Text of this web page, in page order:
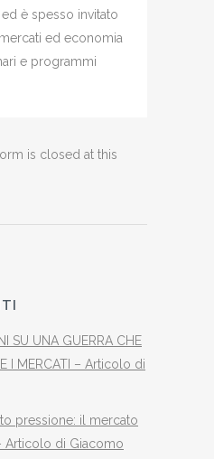
è spesso invitato
ed economia
e programmi
is closed at this
SU UNA GUERRA CHE
I MERCATI – Articolo di
pressione: il mercato
Articolo di Giacomo